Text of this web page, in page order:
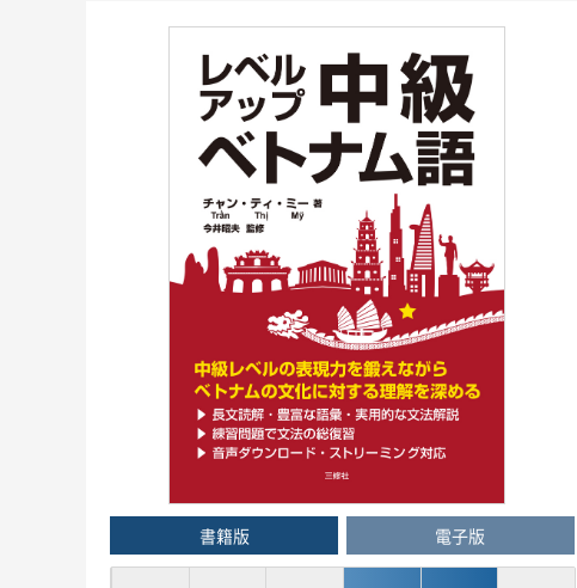
書籍版 電子版